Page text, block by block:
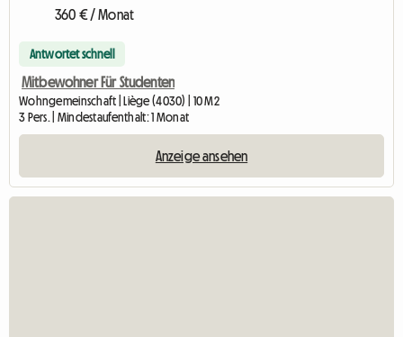
360 € / Monat
Antwortet schnell
Mitbewohner Für Studenten
Wohngemeinschaft | Liège (4030) | 10 M2
3 Pers. | Mindestaufenthalt: 1 Monat
Anzeige ansehen